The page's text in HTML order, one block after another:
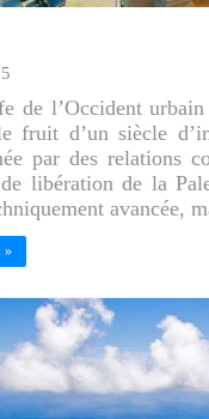
de l’Occident
fruit d’un siècle
par des relations
libération de la
avancée,
»